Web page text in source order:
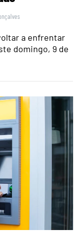
a enfrentar
domingo, 9 de